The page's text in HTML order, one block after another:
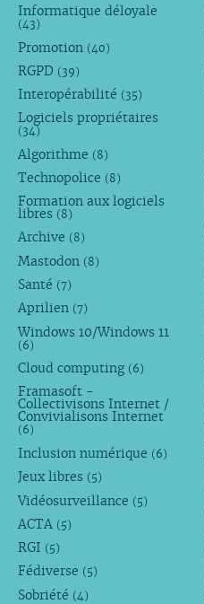
Informatique déloyale
(43)
Promotion (40)
RGPD (39)
Interopérabilité (35)
Logiciels propriétaires
(34)
Algorithme (8)
Technopolice (8)
Formation aux logiciels
libres (8)
Archive (8)
Mastodon (8)
Santé (7)
Aprilien (7)
Windows 10/Windows 11
(6)
Cloud computing (6)
Framasoft -
Collectivisons Internet /
Convivialisons Internet
(6)
Inclusion numérique (6)
Jeux libres (5)
Vidéosurveillance (5)
ACTA (5)
RGI (5)
Fédiverse (5)
Sobriété (4)